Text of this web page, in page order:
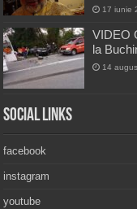
17 iunie
VIDEO
la
14
Social Links
facebook
instagram
youtube